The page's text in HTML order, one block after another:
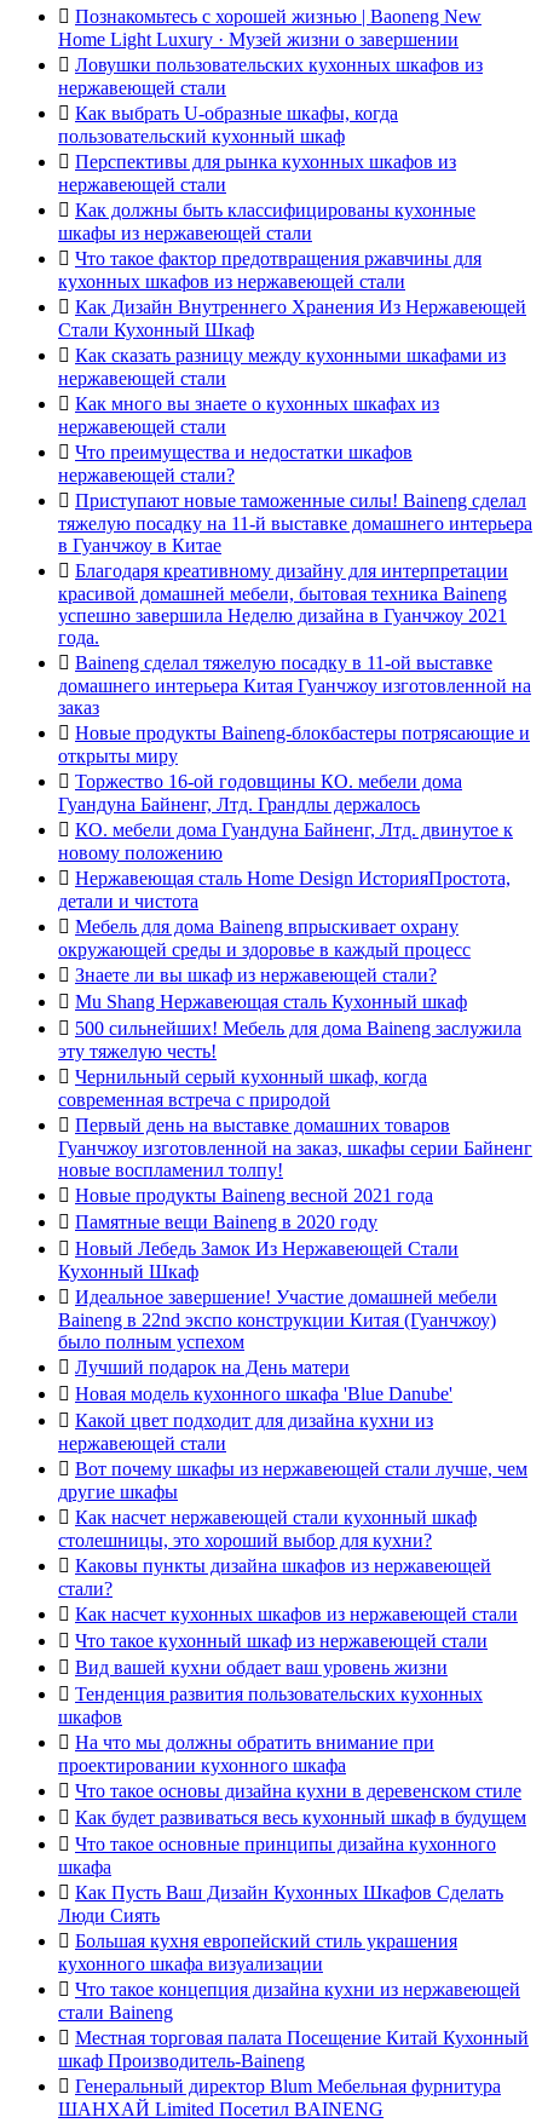
 Познакомьтесь с хорошей жизнью | Baoneng New
Home Light Luxury · Музей жизни о завершении
 Ловушки пользовательских кухонных шкафов из
нержавеющей стали
 Как выбрать U-образные шкафы, когда
пользовательский кухонный шкаф
 Перспективы для рынка кухонных шкафов из
нержавеющей стали
 Как должны быть классифицированы кухонные
шкафы из нержавеющей стали
 Что такое фактор предотвращения ржавчины для
кухонных шкафов из нержавеющей стали
 Как Дизайн Внутреннего Хранения Из Нержавеющей
Стали Кухонный Шкаф
 Как сказать разницу между кухонными шкафами из
нержавеющей стали
 Как много вы знаете о кухонных шкафах из
нержавеющей стали
 Что преимущества и недостатки шкафов
нержавеющей стали?
 Приступают новые таможенные силы! Baineng сделал
тяжелую посадку на 11-й выставке домашнего интерьера
в Гуанчжоу в Китае
 Благодаря креативному дизайну для интерпретации
красивой домашней мебели, бытовая техника Baineng
успешно завершила Неделю дизайна в Гуанчжоу 2021
года.
 Baineng сделал тяжелую посадку в 11-ой выставке
домашнего интерьера Китая Гуанчжоу изготовленной на
заказ
 Новые продукты Baineng-блокбастеры потрясающие и
открыты миру
 Торжество 16-ой годовщины КО. мебели дома
Гуандуна Байненг, Лтд. Грандлы держалось
 КО. мебели дома Гуандуна Байненг, Лтд. двинутое к
новому положению
 Нержавеющая сталь Home Design ИсторияПростота,
детали и чистота
 Мебель для дома Baineng впрыскивает охрану
окружающей среды и здоровье в каждый процесс
 Знаете ли вы шкаф из нержавеющей стали?
 Mu Shang Нержавеющая сталь Кухонный шкаф
 500 сильнейших! Мебель для дома Baineng заслужила
эту тяжелую честь!
 Чернильный серый кухонный шкаф, когда
современная встреча с природой
 Первый день на выставке домашних товаров
Гуанчжоу изготовленной на заказ, шкафы серии Байненг
новые воспламенил толпу!
 Новые продукты Baineng весной 2021 года
 Памятные вещи Baineng в 2020 году
 Новый Лебедь Замок Из Нержавеющей Стали
Кухонный Шкаф
 Идеальное завершение! Участие домашней мебели
Baineng в 22nd экспо конструкции Китая (Гуанчжоу)
было полным успехом
 Лучший подарок на День матери
 Новая модель кухонного шкафа 'Blue Danube'
 Какой цвет подходит для дизайна кухни из
нержавеющей стали
 Вот почему шкафы из нержавеющей стали лучше, чем
другие шкафы
 Как насчет нержавеющей стали кухонный шкаф
столешницы, это хороший выбор для кухни?
 Каковы пункты дизайна шкафов из нержавеющей
стали?
 Как насчет кухонных шкафов из нержавеющей стали
 Что такое кухонный шкаф из нержавеющей стали
 Вид вашей кухни обдает ваш уровень жизни
 Тенденция развития пользовательских кухонных
шкафов
 На что мы должны обратить внимание при
проектировании кухонного шкафа
 Что такое основы дизайна кухни в деревенском стиле
 Как будет развиваться весь кухонный шкаф в будущем
 Что такое основные принципы дизайна кухонного
шкафа
 Как Пусть Ваш Дизайн Кухонных Шкафов Сделать
Люди Сиять
 Большая кухня европейский стиль украшения
кухонного шкафа визуализации
 Что такое концепция дизайна кухни из нержавеющей
стали Baineng
 Местная торговая палата Посещение Китай Кухонный
шкаф Производитель-Baineng
 Генеральный директор Blum Мебельная фурнитура
ШАНХАЙ Limited Посетил BAINENG